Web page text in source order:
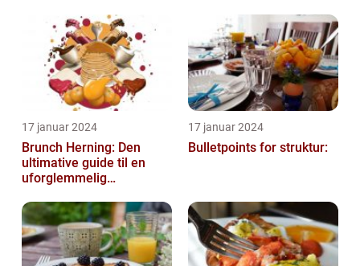
17 januar 2024
Brunch Herning: Den
ultimative guide til en
uforglemmelig
17 januar 2024
Bulletpoints for struktur: